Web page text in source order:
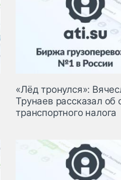
«Лёд тронулся»:
Трунаев рассказал об
транспортного налога